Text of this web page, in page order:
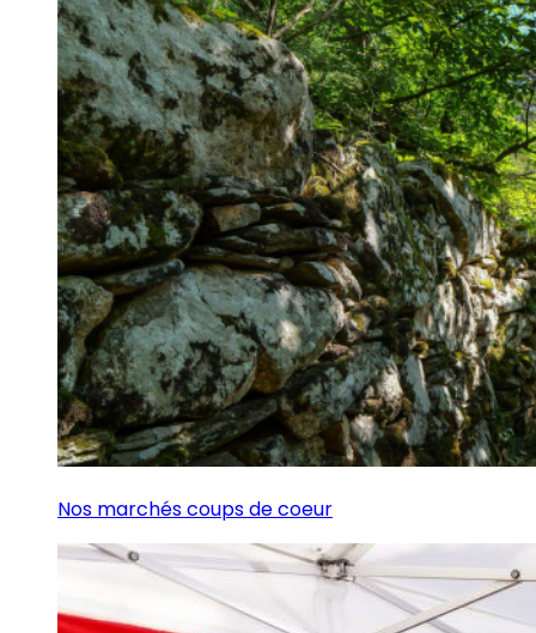
Nos marchés coups de coeur